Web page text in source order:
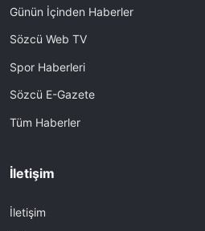
Günün İçinden Haberler
Sözcü Web TV
Spor Haberleri
Sözcü E-Gazete
Tüm Haberler
İletişim
İletişim